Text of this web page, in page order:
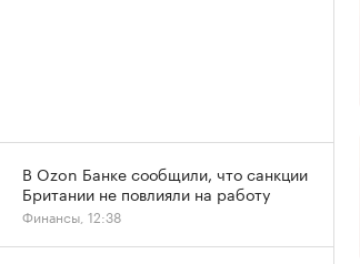
В Ozon Банке сообщили, что санкции
Британии не повлияли на работу
Финансы, 12:38